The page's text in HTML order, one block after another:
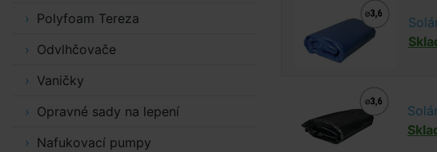
Polyfoam Tereza
Odvlhčovače
Vaničky
Opravné sady na lepení
Nafukovací pumpy